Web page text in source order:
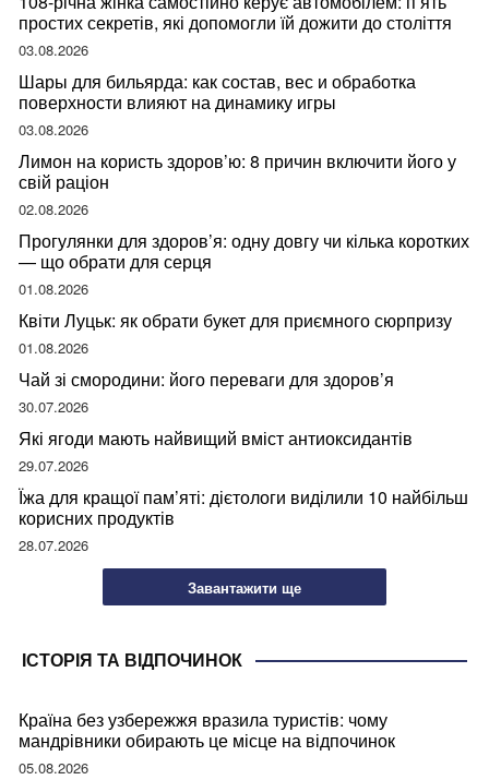
простих секретів, які допомогли їй дожити до століття
03.08.2026
Шары для бильярда: как состав, вес и обработка
поверхности влияют на динамику игры
03.08.2026
Лимон на користь здоров’ю: 8 причин включити його у
свій раціон
02.08.2026
Прогулянки для здоров’я: одну довгу чи кілька коротких
— що обрати для серця
01.08.2026
Квіти Луцьк: як обрати букет для приємного сюрпризу
01.08.2026
Чай зі смородини: його переваги для здоров’я
30.07.2026
Які ягоди мають найвищий вміст антиоксидантів
29.07.2026
Їжа для кращої пам’яті: дієтологи виділили 10 найбільш
корисних продуктів
28.07.2026
Завантажити ще
ІСТОРІЯ ТА ВІДПОЧИНОК
Країна без узбережжя вразила туристів: чому
мандрівники обирають це місце на відпочинок
05.08.2026